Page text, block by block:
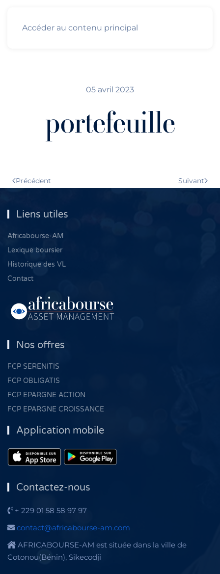
Accéder au contenu principal
05 avril 2023
portefeuille
Précédent Suivant
Liens utiles
Africabourse-AM
Lexique boursier
Historique des VL
Contact
Nos offres
FCP SERENITIS
FCP OBLIGATIS
FCP EPARGNE ACTION
FCP EPARGNE CROISSANCE
Application mobile
Contactez-nous
+ 229 01 58 58 97 97
contact@africabourse-am.com
AFRICABOURSE-AM est située dans la ville de
Cotonou(Bénin), Sikecodji